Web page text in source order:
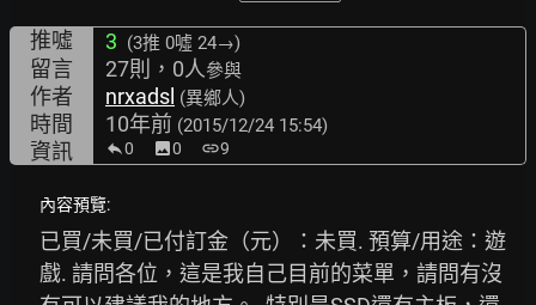
推噓 3 (3推 0噓 24→)
留言 27則，0人參與
作者 nrxadsl (異鄉人)
時間 10年前 (2015/12/24 15:54)
資訊 0 image0 link9
內容預覽:
已買/未買/已付訂金（元）：未買. 預算/用途：遊
戲. 請問各位，這是我自己目前的菜單，請問有沒